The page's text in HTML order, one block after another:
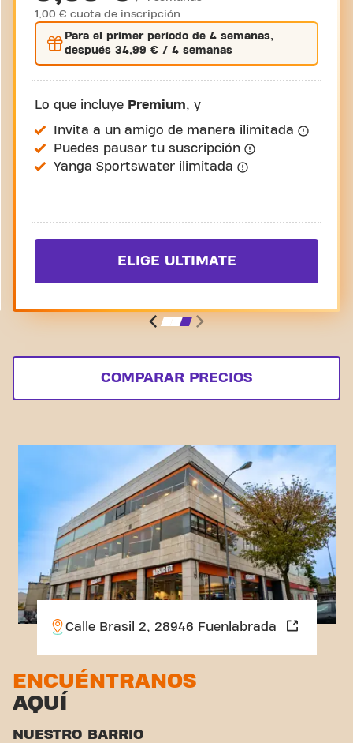
1,00 € cuota de inscripción
Para el primerperíodo de 4 semanas,
después 34,99 € / 4 semanas
Lo que incluye Premium, y
Invita a un amigo de manera ilimitada
Puedes pausar tu suscripción
Yanga Sportswater ilimitada
ELIGE ULTIMATE
COMPARAR PRECIOS
Calle Brasil 2, 28946 Fuenlabrada
ENCUÉNTRANOS
AQUÍ
NUESTRO BARRIO